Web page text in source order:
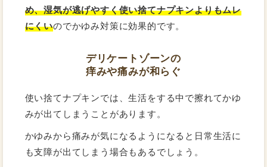
め、湿気が逃げやすく使い捨てナプキンよりもムレ
にくいのでかゆみ対策に効果的です。
デリケートゾーンの
痒みや痛みが和らぐ
使い捨てナプキンでは、生活をする中で擦れてかゆ
みが出てしまうことがあります。
かゆみから痛みが気になるようになると日常生活に
も支障が出てしまう場合もあるでしょう。